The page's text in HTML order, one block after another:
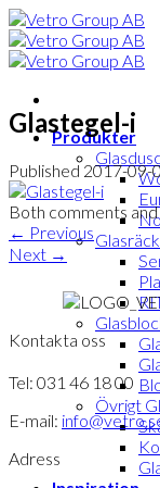
Skip
to
content
Produkter
Övrigt
Glastegel-i
Published2017-09-
Both comments
← Previous
Next →
Kontakta oss
Tel: 031 46 18 00
E-mail:
Adress